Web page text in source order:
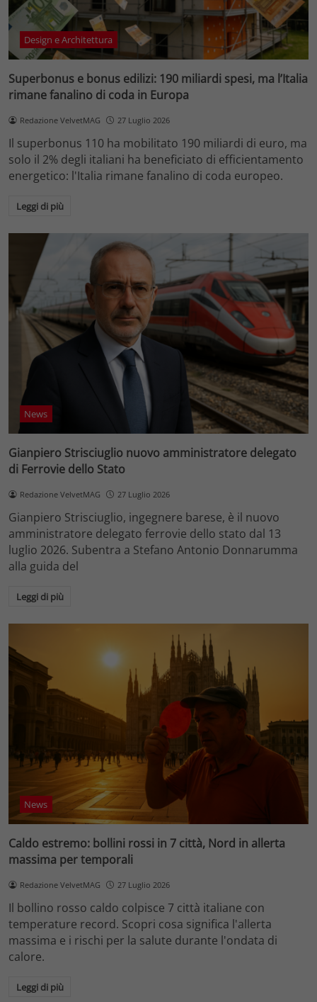
Design e Architettura
Superbonus e bonus edilizi: 190 miliardi spesi, ma l’Italia
rimane fanalino di coda in Europa
Redazione VelvetMAG 27 Luglio 2026
Il superbonus 110 ha mobilitato 190 miliardi di euro, ma
solo il 2% degli italiani ha beneficiato di efficientamento
energetico: l'Italia rimane fanalino di coda europeo.
Leggi di più
News
Gianpiero Strisciuglio nuovo amministratore delegato
di Ferrovie dello Stato
Redazione VelvetMAG 27 Luglio 2026
Gianpiero Strisciuglio, ingegnere barese, è il nuovo
amministratore delegato ferrovie dello stato dal 13
luglio 2026. Subentra a Stefano Antonio Donnarumma
alla guida del
Leggi di più
News
Caldo estremo: bollini rossi in 7 città, Nord in allerta
massima per temporali
Redazione VelvetMAG 27 Luglio 2026
Il bollino rosso caldo colpisce 7 città italiane con
temperature record. Scopri cosa significa l'allerta
massima e i rischi per la salute durante l'ondata di
calore.
Leggi di più